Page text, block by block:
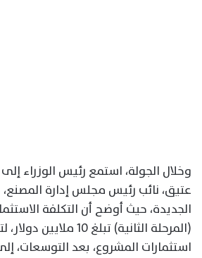
وخلال الجولة، استمع رئيس الوزراء
عتيق، نائب رئيس مجلس إدارة
الجديدة، حيث أوضح أن التكلفة
(المرحلة الثانية) تبلغ
استثمارات المشروع، بعد التوسعات، إلى 60 مليون